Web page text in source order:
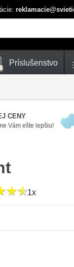
Príslušenstvo
CENY
Vám ešte lepšiu!
★★
★★1x